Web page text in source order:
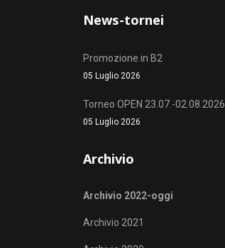
News-tornei
Promozione in B2
05 Luglio 2026
Torneo OPEN 23.07.-02.08.2026
05 Luglio 2026
Archivio
Archivio 2022-oggi
Archivio 2021